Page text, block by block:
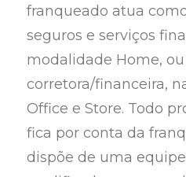
franqueado atua
seguros e serviços
modalidade Home,
corretora/financeira,
Office e Store. Todo
fica por conta da
dispõe de uma